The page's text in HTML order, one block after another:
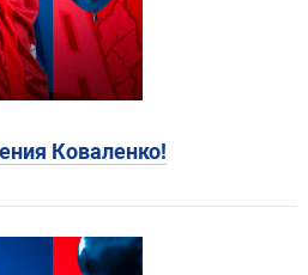
Коваленко!